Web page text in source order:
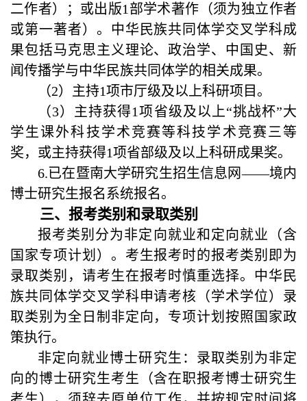
二作者）；或出版1 部学术著作（须为独立作者
或第一著者）。
中华民族共同体学交叉学科成
果包括马克思主义理论、政治学、中国史、新
闻传播学与中华民族共同体学的相关成果。
（2）主持1项市厅级及以上科研项目。
（3）主持获得1项省级及以上“挑战杯”大
学生课外科技学术竞赛等科技学术竞赛三等
奖，或主持获得1项省部级及以上科研成果奖。
6.已在暨南大学研究生招生信息网——境内
博士研究生报名系统报名。
三、报考类别和录取类别
报考类别分为非定向就业和定向就业（含
国家专项计划）。考生报考时的报考类别即为
录取类别，请考生在报考时慎重选择。中华民
族共同体学交叉学科申请考核（学术学位）录
取类别为全日制非定向，专项计划按照国家政
策执行。
非定向就业博士研究生：录取类别为非定
向的博士研究生考生（含在职报考博士研究生